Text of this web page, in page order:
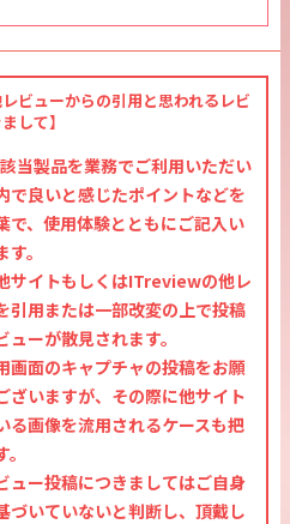
レビューからの引用と思われるレビ
して】
当製品を業務でご利用いただい
で良いと感じたポイントなどを
で、使用体験とともにご記入い
。
サイトもしくはITreviewの他レ
引用または一部改変の上で投稿
ューが散見されます。
画面のキャプチャの投稿をお願
ざいますが、その際に他サイト
る画像を流用されるケースも把
ュー投稿につきましてはご自身
づいていないと判断し、頂戴し